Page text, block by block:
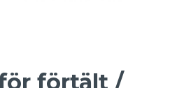
förtält /